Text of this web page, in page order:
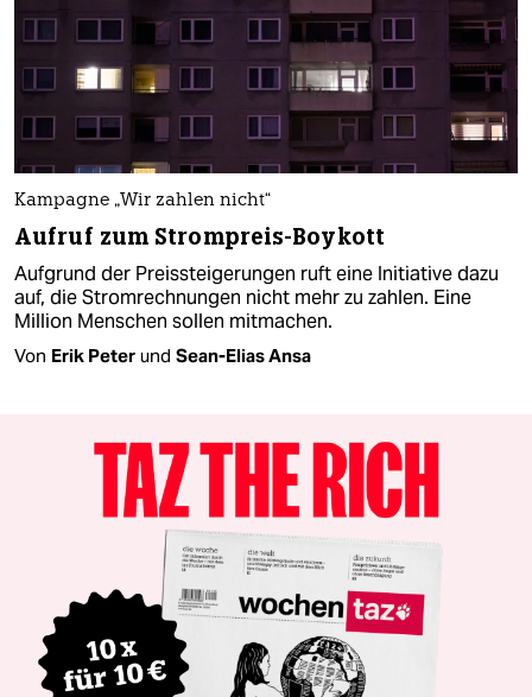
Kampagne „Wir zahlen nicht“
Aufruf zum Strompreis-Boykott
Aufgrund der Preissteigerungen ruft eine Initiative dazu
auf, die Stromrechnungen nicht mehr zu zahlen. Eine
Million Menschen sollen mitmachen.
Von Erik Peter und Sean-Elias Ansa